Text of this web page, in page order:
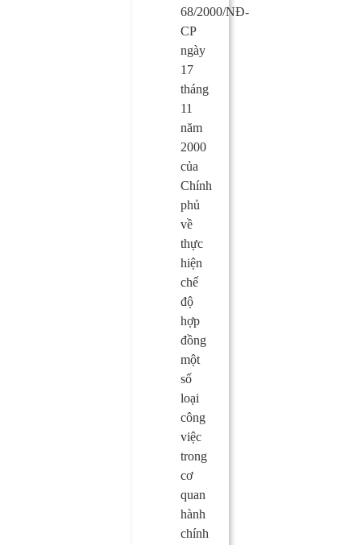
68/2000/NĐ-
CP
ngày
17
tháng
11
năm
2000
của
Chính
phủ
về
thực
hiện
chế
độ
hợp
đồng
một
số
loại
công
việc
trong
cơ
quan
hành
chính